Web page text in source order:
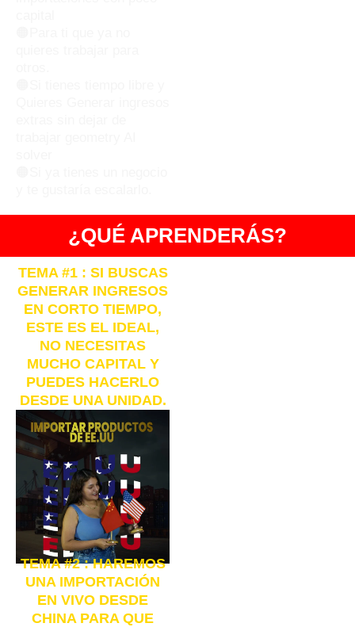
¿QUÉ APRENDERÁS?
TEMA #1 : SI BUSCAS
GENERAR INGRESOS
EN CORTO TIEMPO,
ESTE ES EL IDEAL,
NO NECESITAS
MUCHO CAPITAL Y
PUEDES HACERLO
DESDE UNA UNIDAD.
TEMA #2 : HAREMOS
UNA IMPORTACIÓN
EN VIVO DESDE
CHINA PARA QUE